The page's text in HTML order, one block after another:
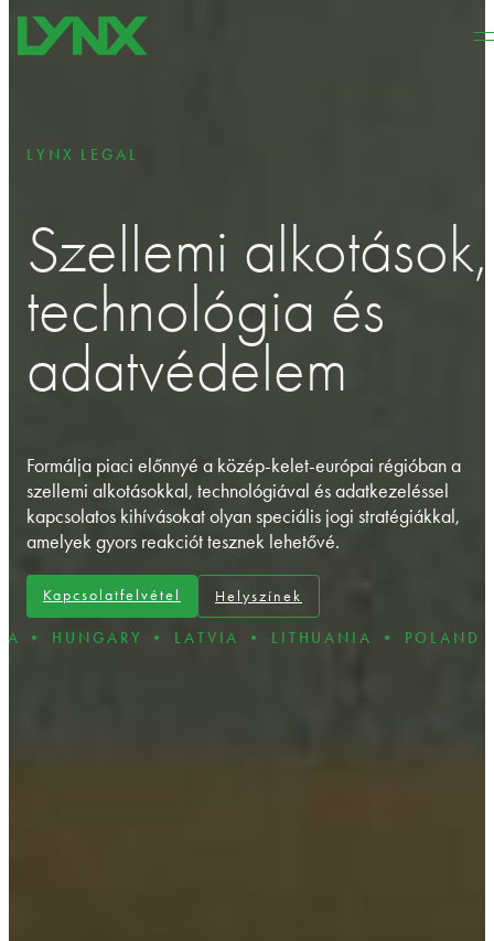
Ugrás a fő tartalomhoz
LYNX LEGAL
Szellemi alkotások,
technológia és
adatvédelem
Formálja piaci előnnyé a közép-kelet-európai régióban a
szellemi alkotásokkal, technológiával és adatkezeléssel
kapcsolatos kihívásokat olyan speciális jogi stratégiákkal,
amelyek gyors reakciót tesznek lehetővé.
Kapcsolatfelvétel Helyszínek
• LATVIA • LITHUANIA • POLAND •